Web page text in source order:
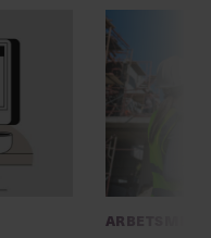
”Djupa,